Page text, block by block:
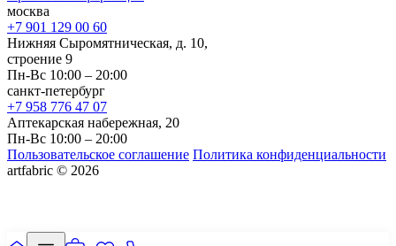
москва
+7 901 129 00 60
Нижняя Сыромятническая, д. 10,
строение 9
Пн-Вс 10:00 – 20:00
санкт-петербург
+7 958 776 47 07
Аптекарская набережная, 20
Пн-Вс 10:00 – 20:00
Пользовательское соглашение Политика конфиденциальности
artfabric © 2026